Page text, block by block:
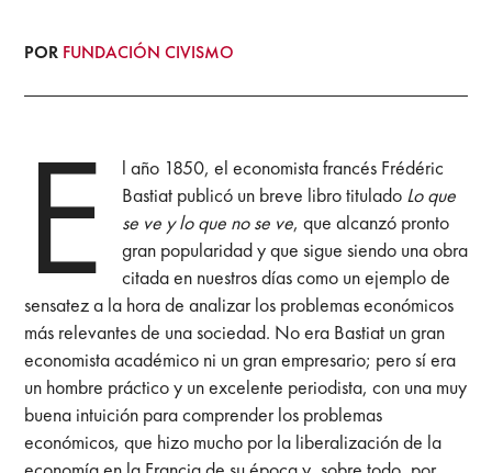
POR FUNDACIÓN CIVISMO
E
l año 1850, el economista francés Frédéric
Bastiat publicó un breve libro titulado Lo que
se ve y lo que no se ve, que alcanzó pronto
gran popularidad y que sigue siendo una obra
citada en nuestros días como un ejemplo de
sensatez a la hora de analizar los problemas económicos
más relevantes de una sociedad. No era Bastiat un gran
economista académico ni un gran empresario; pero sí era
un hombre práctico y un excelente periodista, con una muy
buena intuición para comprender los problemas
económicos, que hizo mucho por la liberalización de la